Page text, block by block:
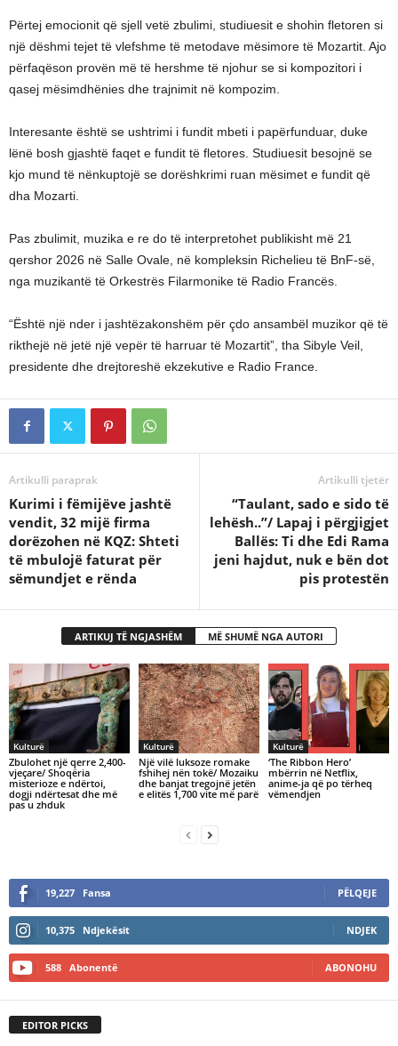
Përtej emocionit që sjell vetë zbulimi, studiuesit e shohin fletoren si
një dëshmi tejet të vlefshme të metodave mësimore të Mozartit. Ajo
përfaqëson provën më të hershme të njohur se si kompozitori i
qasej mësimdhënies dhe trajnimit në kompozim.
Interesante është se ushtrimi i fundit mbeti i papërfunduar, duke
lënë bosh gjashtë faqet e fundit të fletores. Studiuesit besojnë se
kjo mund të nënkuptojë se dorëshkrimi ruan mësimet e fundit që
dha Mozarti.
Pas zbulimit, muzika e re do të interpretohet publikisht më 21
qershor 2026 në Salle Ovale, në kompleksin Richelieu të BnF-së,
nga muzikantë të Orkestrës Filarmonike të Radio Francës.
“Është një nder i jashtëzakonshëm për çdo ansambël muzikor që të
rikthejë në jetë një vepër të harruar të Mozartit”, tha Sibyle Veil,
presidente dhe drejtoreshë ekzekutive e Radio France.
Artikulli paraprak
Kurimi i fëmijëve jashtë
vendit, 32 mijë firma
dorëzohen në KQZ: Shteti
të mbulojë faturat për
sëmundjet e rënda
Artikulli tjetër
“Taulant, sado e sido të
lehësh..”/ Lapaj i përgjigjet
Ballës: Ti dhe Edi Rama
jeni hajdut, nuk e bën dot
pis protestën
ARTIKUJ TË NGJASHËM MË SHUMË NGA AUTORI
Kulturë
Zbulohet një qerre 2,400-
vjeçare/ Shoqëria
misterioze e ndërtoi,
dogji ndërtesat dhe më
pas u zhduk
Kulturë
Një vilë luksoze romake
fshihej nën tokë/ Mozaiku
dhe banjat tregojnë jetën
e elitës 1,700 vite më parë
Kulturë
‘The Ribbon Hero’
mbërrin në Netflix,
anime-ja që po tërheq
vëmendjen
19,227 Fansa PËLQEJE
10,375 Ndjekësit NDJEK
588 Abonentë ABONOHU
EDITOR PICKS